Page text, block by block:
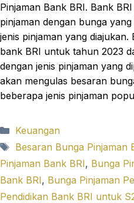
Pinjaman Bank BRI. Bank
pinjaman dengan bunga
jenis pinjaman yang
bank BRI untuk tahun 2023
dengan jenis pinjaman yang
akan mengulas besaran
beberapa jenis pinjaman
Categories
Keuangan
Tags
Besaran Bunga Pinjaman
Pinjaman Bank BRI, Bunga
Bank BRI, Bunga Pinjaman
Pendidikan Bank BRI untuk